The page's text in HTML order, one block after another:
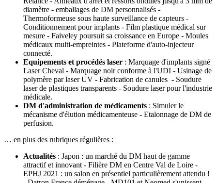
diamètre - emballages de DM personnalisés -
Thermoformeuse sous haute surveillance de capteurs -
Conditionnement pour implants - Film plastique médical sur
mesure - Faiveley poursuit sa croissance en Europe - Moules
médicaux multi-empreintes - Plateforme d'auto-injecteur
connecté.
Equipements et procédés laser : Marquage d'implants signé
Laser Cheval - Marquage noir conforme à l'UDI - Usinage de
polymère par laser UV - Fabrication de canules - Soudure
laser de plastiques transparents - Soudure laser pour l'industrie
médicale.
DM d'administration de médicaments : Simuler le
mécanisme d'élution médicamenteuse - Etalonnage de DM de
perfusion.
… en plus des rubriques régulières :
Actualités : Japon : un marché du DM haut de gamme
attractif et innovant - Filière DM en Centre Val de Loire -
EPHJ 2021 : un salon en présentiel particulièrement attendu !